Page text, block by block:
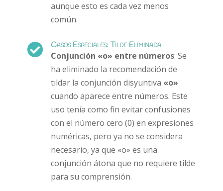
aunque esto es cada vez menos
común.
 Casos Especiales: Tilde Eliminada
Conjunción «o» entre números: Se
ha eliminado la recomendación de
tildar la conjunción disyuntiva «o»
cuando aparece entre números. Este
uso tenía como fin evitar confusiones
con el número cero (0) en expresiones
numéricas, pero ya no se considera
necesario, ya que «o» es una
conjunción átona que no requiere tilde
para su comprensión.